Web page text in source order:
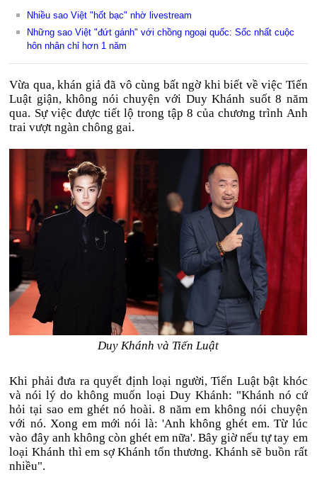
Nhiều sao Việt "hốt bạc" nhờ livestream
Những sao Việt "đứt gánh" với chồng ngoại quốc: Sốc nhất cuộc
hôn nhân chỉ hơn 1 năm
Vừa qua, khán giả đã vô cùng bất ngờ khi biết về việc Tiến
Luật giận, không nói chuyện với Duy Khánh suốt 8 năm
qua. Sự việc được tiết lộ trong tập 8 của chương trình Anh
trai vượt ngàn chông gai.
Duy Khánh và Tiến Luật
Khi phải đưa ra quyết định loại người, Tiến Luật bật khóc
và nói lý do không muốn loại Duy Khánh: "Khánh nó cứ
hỏi tại sao em ghét nó hoài. 8 năm em không nói chuyện
với nó. Xong em mới nói là: 'Anh không ghét em. Từ lúc
vào đây anh không còn ghét em nữa'. Bây giờ nếu tự tay em
loại Khánh thì em sợ Khánh tổn thương. Khánh sẽ buồn rất
nhiều".